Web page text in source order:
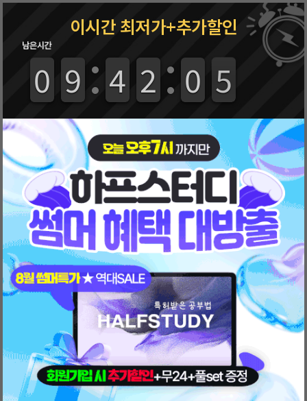
하프스터디란 체험후기 상담신청
이시간 최저가+추가할인
9
9
0
0 8
8
9
9 3
3
4
4 1
1
2
2 1
0
0 5
4
4